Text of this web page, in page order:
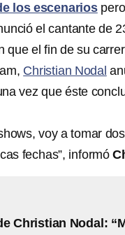
los escenarios pero
el cantante de
que el fin de su
Christian Nodal
vez que éste
voy a tomar
fechas”, informó
Christian Nodal: